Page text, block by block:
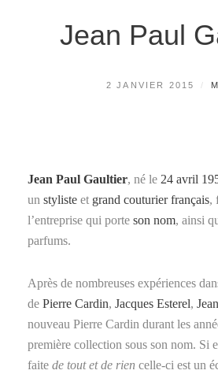
Jean Paul
POSTED
2 JANVIER 2015
Jean Paul Gaultier, né le 24 avril
un styliste et grand couturier français,
l’entreprise qui porte son nom, ainsi
parfums.
Après de nombreuses expériences
de Pierre Cardin, Jacques Esterel,
nouveau Pierre Cardin durant les
première collection sous son nom. Si
faite de tout et de rien celle-ci est un